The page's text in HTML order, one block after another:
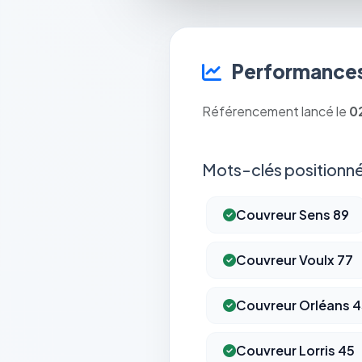
Référencement lancé le
Mots-clés
Couvreur Sens 89
Couvreur Voulx 77
Couvreur Orléans
Couvreur Lorris 45